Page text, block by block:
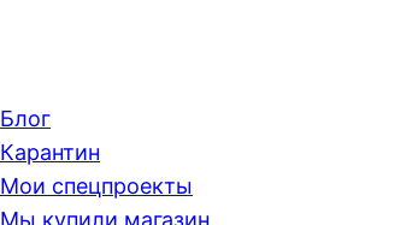
Блог
Карантин
Мои спецпроекты
Мы купили магазин